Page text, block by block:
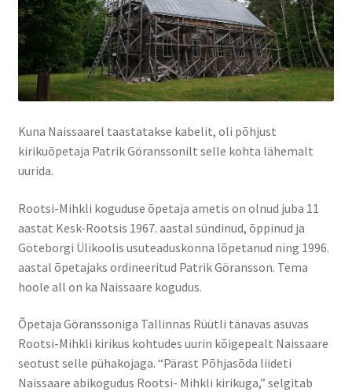
Kuna Naissaarel taastatakse kabelit, oli põhjust
kirikuõpetaja Patrik Göranssonilt selle kohta lähemalt
uurida.
Rootsi-Mihkli koguduse õpetaja ametis on olnud juba 11
aastat Kesk-Rootsis 1967. aastal sündinud, õppinud ja
Göteborgi Ülikoolis usuteaduskonna lõpetanud ning 1996.
aastal õpetajaks ordineeritud Patrik Göransson. Tema
hoole all on ka Naissaare kogudus.
Õpetaja Göranssoniga Tallinnas Rüütli tänavas asuvas
Rootsi-Mihkli kirikus kohtudes uurin kõigepealt Naissaare
seotust selle pühakojaga. “Pärast Põhjasõda liideti
Naissaare abikogudus Rootsi- Mihkli kirikuga,” selgitab